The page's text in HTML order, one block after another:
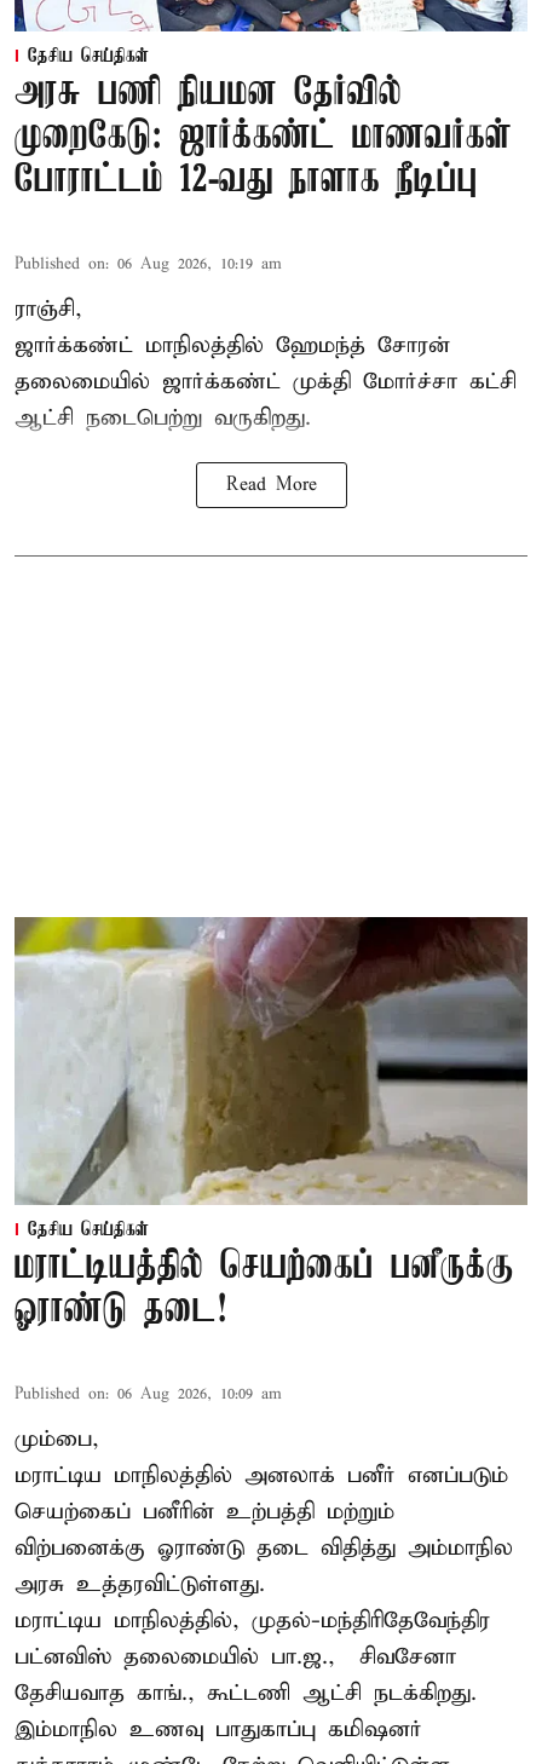
தேசிய செய்திகள்
அரசு பணி நியமன தேர்வில்
முறைகேடு: ஜார்க்கண்ட் மாணவர்கள்
போராட்டம் 12-வது நாளாக நீடிப்பு
Published on: 06 Aug 2026, 10:19 am
ராஞ்சி,
ஜார்க்கண்ட் மாநிலத்தில் ஹேமந்த் சோரன்
தலைமையில் ஜார்க்கண்ட் முக்தி மோர்ச்சா கட்சி
ஆட்சி நடைபெற்று வருகிறது.
Read More
தேசிய செய்திகள்
மராட்டியத்தில் செயற்கைப் பனீருக்கு
ஓராண்டு தடை!
Published on: 06 Aug 2026, 10:09 am
மும்பை,
மராட்டிய மாநிலத்தில் அனலாக் பனீர் எனப்படும்
செயற்கைப் பனீரின் உற்பத்தி மற்றும்
விற்பனைக்கு ஓராண்டு தடை விதித்து அம்மாநில
அரசு உத்தரவிட்டுள்ளது.
மராட்டிய மாநிலத்தில், முதல்-மந்திரிதேவேந்திர
பட்னவிஸ் தலைமையில் பா.ஜ., – சிவசேனா –
தேசியவாத காங்., கூட்டணி ஆட்சி நடக்கிறது.
இம்மாநில உணவு பாதுகாப்பு கமிஷனர்